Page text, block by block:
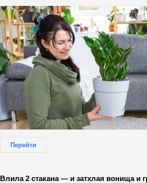
Перейти
Влила 2 стакана — и затхлая вонища и